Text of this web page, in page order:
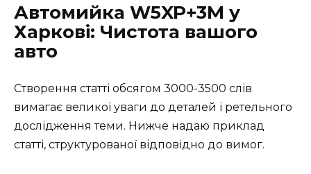
Автомийка W5XP+3M у
Харкові: Чистота вашого
авто
Створення статті обсягом 3000-3500 слів
вимагає великої уваги до деталей і ретельного
дослідження теми. Нижче надаю приклад
статті, структурованої відповідно до вимог.